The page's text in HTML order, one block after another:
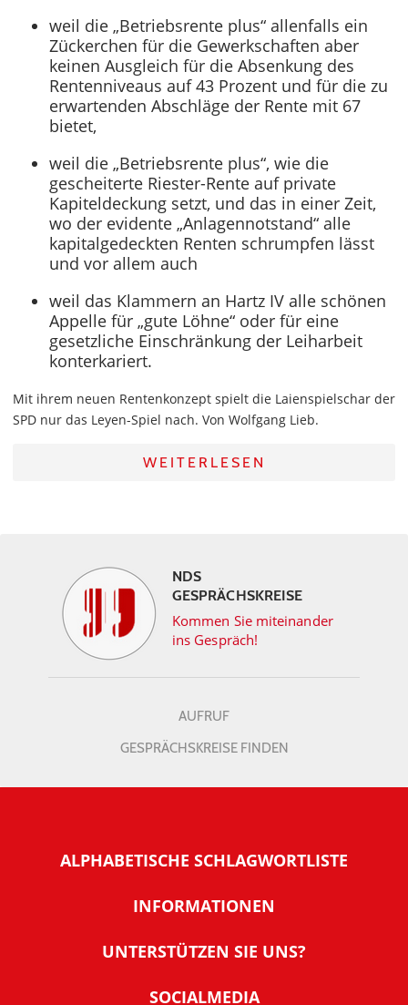
weil die „Betriebsrente plus“ allenfalls ein
Zückerchen für die Gewerkschaften aber
keinen Ausgleich für die Absenkung des
Rentenniveaus auf 43 Prozent und für die zu
erwartenden Abschläge der Rente mit 67
bietet,
weil die „Betriebsrente plus“, wie die
gescheiterte Riester-Rente auf private
Kapiteldeckung setzt, und das in einer Zeit,
wo der evidente „Anlagennotstand“ alle
kapitalgedeckten Renten schrumpfen lässt
und vor allem auch
weil das Klammern an Hartz IV alle schönen
Appelle für „gute Löhne“ oder für eine
gesetzliche Einschränkung der Leiharbeit
konterkariert.
Mit ihrem neuen Rentenkonzept spielt die Laienspielschar der
SPD nur das Leyen-Spiel nach. Von Wolfgang Lieb.
WEITERLESEN
NDS
GESPRÄCHSKREISE
Kommen Sie miteinander
ins Gespräch!
AUFRUF
GESPRÄCHSKREISE FINDEN
ALPHABETISCHE SCHLAGWORTLISTE
INFORMATIONEN
Warum NachDenkSeiten
UNTERSTÜTZEN SIE UNS?
SOCIALMEDIA